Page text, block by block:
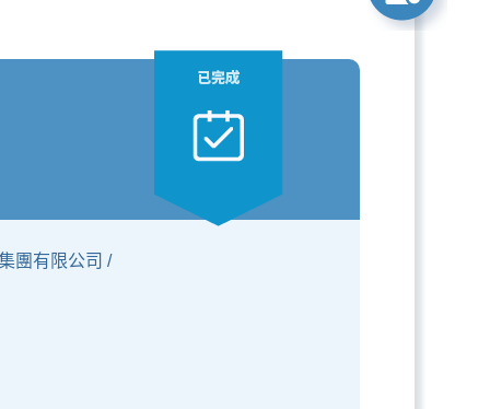
團有限公司 /